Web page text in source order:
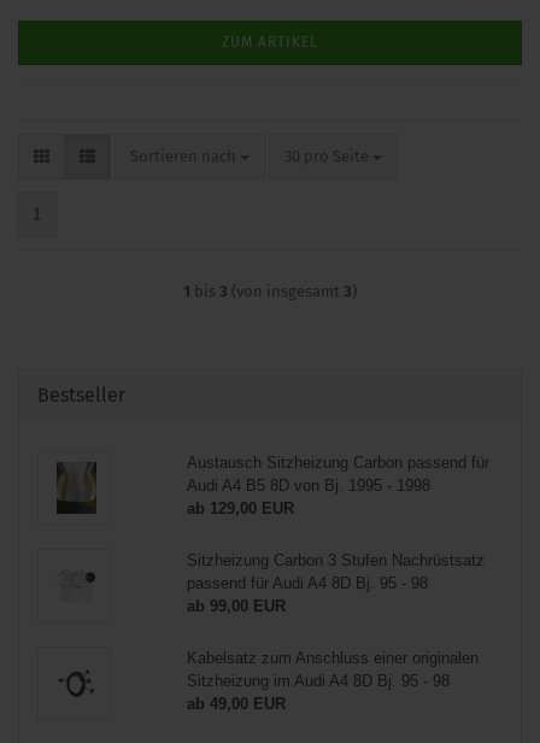
ZUM ARTIKEL
Sortieren nach
Sortieren nach 30 pro Seite
pro Seite
1
1 bis 3 (von insgesamt 3)
Bestseller
Austausch Sitzheizung Carbon passend für
Audi A4 B5 8D von Bj. 1995 - 1998
ab 129,00 EUR
Sitzheizung Carbon 3 Stufen Nachrüstsatz
passend für Audi A4 8D Bj. 95 - 98
ab 99,00 EUR
Kabelsatz zum Anschluss einer originalen
Sitzheizung im Audi A4 8D Bj. 95 - 98
ab 49,00 EUR